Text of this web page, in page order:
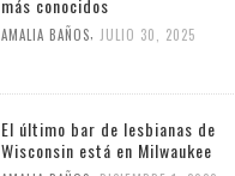
más conocidos
AMALIA BAÑOS JULIO 30, 2025
El último bar de lesbianas de
Wisconsin está en Milwaukee